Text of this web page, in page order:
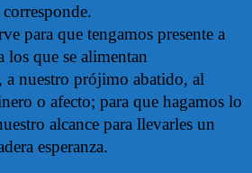
para que tengamos presente a
los que se alimentan
a nuestro prójimo abatido, al
o afecto; para que hagamos lo
alcance para llevarles un
esperanza.